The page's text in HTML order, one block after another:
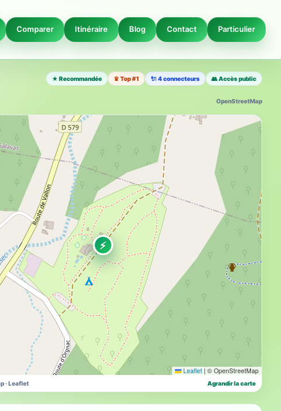
Comparer Itinéraire Blog Contact Particulier
★ Recommandée ♛ Top #1 🔌 4 connecteurs 👥 Accès public
OpenStreetMap
⚡
Leaflet | © OpenStreetMap
· Leaflet Agrandir la carte